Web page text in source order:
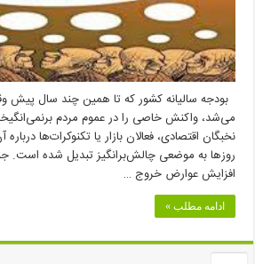
بودجه سالیانه کشور که تا همین چند سال پیش
می‌شد، واکنش خاصی را در عموم مردم
نخبگان اقتصادی، فعالان بازار یا تکنوکرات‌ها
روزها به موضعی چالش‌برانگیز تبدیل شده است.
افزایش عوارض خروج …
ادامه مطلب »